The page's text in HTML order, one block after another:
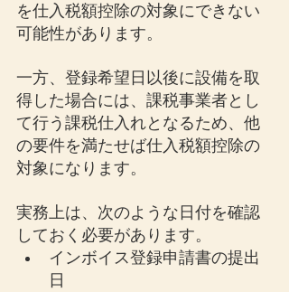
を仕入税額控除の対象にできない
可能性があります。
一方、登録希望日以後に設備を取
得した場合には、課税事業者とし
て行う課税仕入れとなるため、他
の要件を満たせば仕入税額控除の
対象になります。
実務上は、次のような日付を確認
しておく必要があります。
インボイス登録申請書の提出
日